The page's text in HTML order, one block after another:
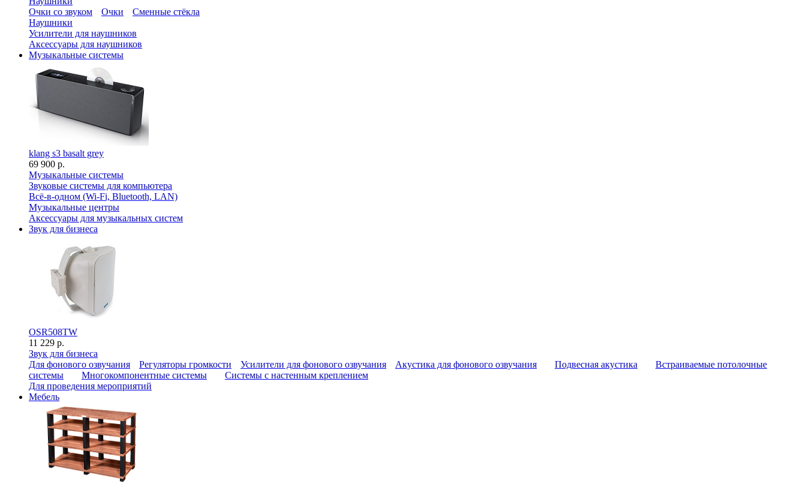
Очки со звуком
Очки
Сменные стёкла
Наушники
Усилители для наушников
Аксессуары для наушников
Музыкальные системы
klang s3 basalt grey
69 900 р.
Музыкальные системы
Звуковые системы для компьютера
Всё-в-одном (Wi-Fi, Bluetooth, LAN)
Музыкальные центры
Аксессуары для музыкальных систем
Звук для бизнеса
OSR508TW
11 229 р.
Звук для бизнеса
Для фонового озвучания
Регуляторы громкости Усилители для фонового озвучания Акустика для фонового озвучания Подвесная акустика
Встраиваемые потолочные
системы
Многокомпонентные системы
Системы с настенным креплением
Для проведения мероприятий
Мебель